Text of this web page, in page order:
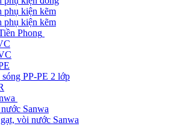
phụ kiện kẽm
phụ kiện kẽm
Phong
sóng PP-PE 2 lớp
Sanwa
vòi nước Sanwa